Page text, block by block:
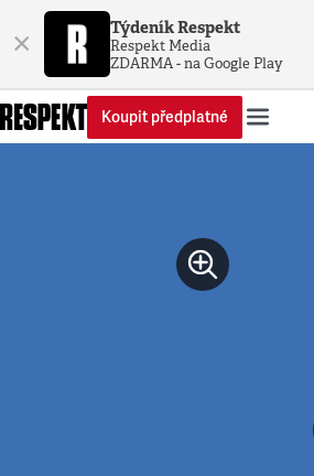
× Týdeník Respekt
Respekt Media
ZDARMA - na Google Play
Koupit předplatné